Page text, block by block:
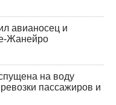
авианосец и
Жанейро
на воду
пассажиров и